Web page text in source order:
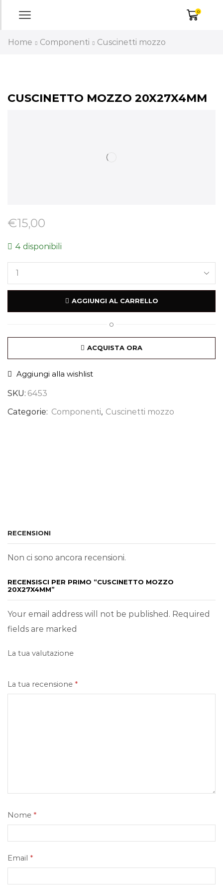
0
Home Componenti Cuscinetti mozzo
CUSCINETTO MOZZO 20X27X4MM
€15,00
4 disponibili
AGGIUNGI AL CARRELLO
O
ACQUISTA ORA
Aggiungi alla wishlist
SKU: 6453
Categorie: Componenti, Cuscinetti mozzo
RECENSIONI
Non ci sono ancora recensioni.
RECENSISCI PER PRIMO “CUSCINETTO MOZZO
20X27X4MM”
Your email address will not be published. Required
fields are marked
La tua valutazione
La tua recensione *
Nome *
Email *